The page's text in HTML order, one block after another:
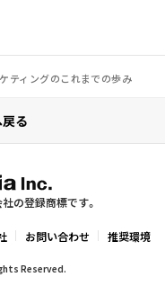
ケティングのこれまでの歩み
る
の登録商標です。
お問い合わせ 推奨環境
Reserved.